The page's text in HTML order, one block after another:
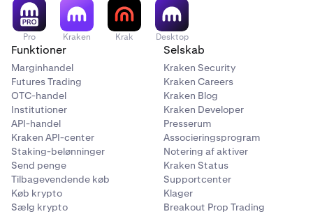
Pro Kraken Krak Desktop
Funktioner
Marginhandel
Futures Trading
OTC-handel
Institutioner
API-handel
Kraken API-center
Staking-belønninger
Send penge
Tilbagevendende køb
Køb krypto
Sælg krypto
Selskab
Kraken Security
Kraken Careers
Kraken Blog
Kraken Developer
Presserum
Associeringsprogram
Notering af aktiver
Kraken Status
Supportcenter
Klager
Breakout Prop Trading